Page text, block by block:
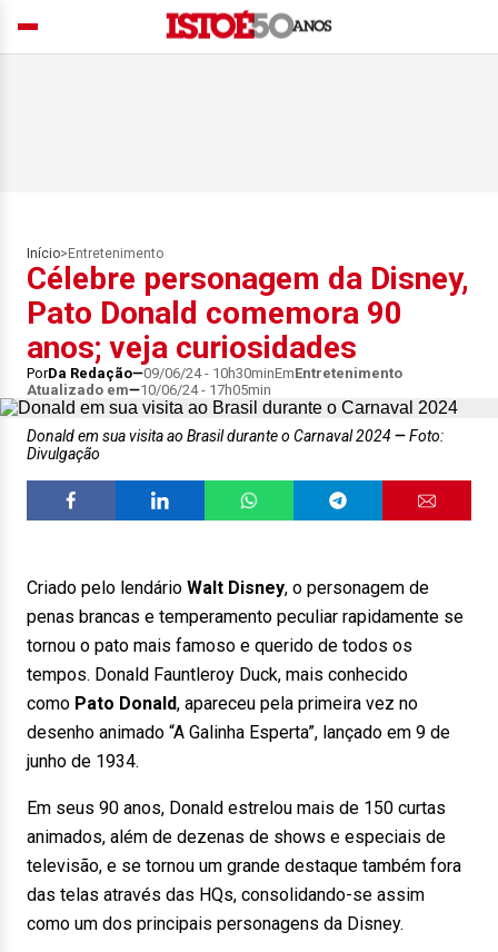
Início> Entretenimento
Célebre personagem da Disney,
Pato Donald comemora 90
anos; veja curiosidades
PorDa Redação 09/06/24 - 10h30minEmEntretenimento
Atualizado em
10/06/24 - 17h05min
Donald em sua visita ao Brasil durante o Carnaval 2024
Foto:
Divulgação
Criado pelo lendário Walt Disney, o personagem de
penas brancas e temperamento peculiar rapidamente se
tornou o pato mais famoso e querido de todos os
tempos. Donald Fauntleroy Duck, mais conhecido
como Pato Donald, apareceu pela primeira vez no
desenho animado “A Galinha Esperta”, lançado em 9 de
junho de 1934.
Em seus 90 anos, Donald estrelou mais de 150 curtas
animados, além de dezenas de shows e especiais de
televisão, e se tornou um grande destaque também fora
das telas através das HQs, consolidando-se assim
como um dos principais personagens da Disney.